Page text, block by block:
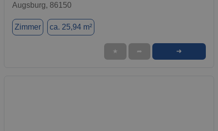
Augsburg, 86150
Zimmer ca. 25,94 m²
★ ➦ ➜